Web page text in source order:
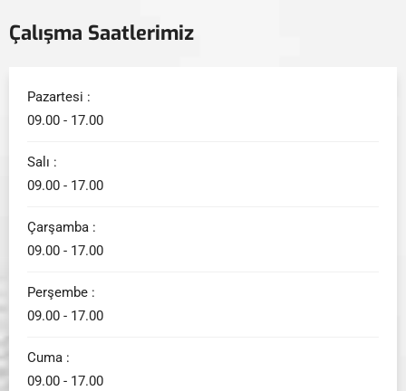
Çalışma Saatlerimiz
Pazartesi :
09.00 - 17.00
Salı :
09.00 - 17.00
Çarşamba :
09.00 - 17.00
Perşembe :
09.00 - 17.00
Cuma :
09.00 - 17.00